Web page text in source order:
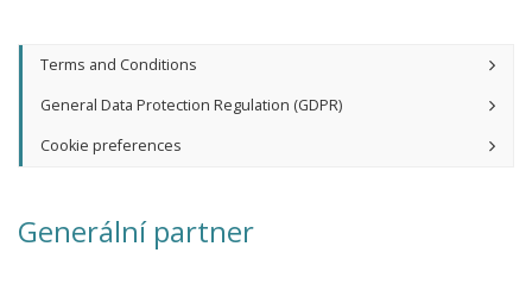
Terms and Conditions
General Data Protection Regulation (GDPR)
Cookie preferences
Generální partner